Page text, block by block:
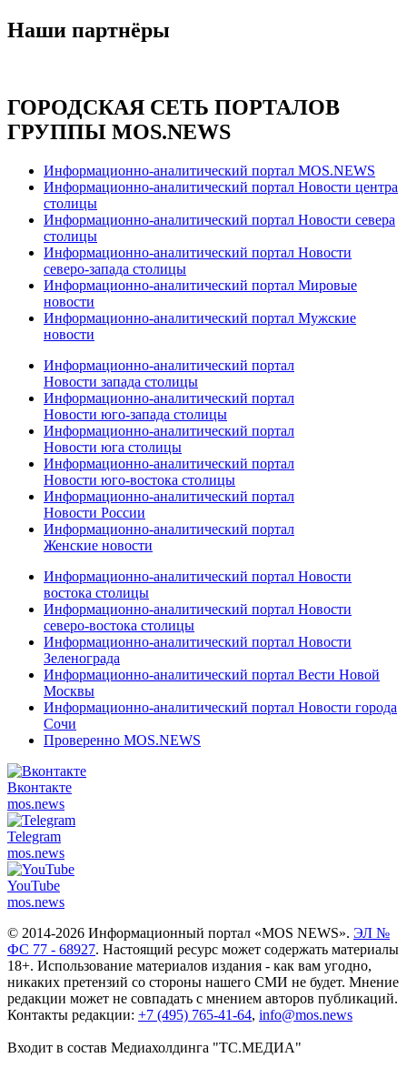
Наши партнёры
ГОРОДСКАЯ СЕТЬ ПОРТАЛОВ
ГРУППЫ MOS.NEWS
Информационно-аналитический портал MOS.NEWS
Информационно-аналитический портал Новости центра
столицы
Информационно-аналитический портал Новости севера
столицы
Информационно-аналитический портал Новости
северо-запада столицы
Информационно-аналитический портал Мировые
новости
Информационно-аналитический портал Мужские
новости
Информационно-аналитический портал
Новости запада столицы
Информационно-аналитический портал
Новости юго-запада столицы
Информационно-аналитический портал
Новости юга столицы
Информационно-аналитический портал
Новости юго-востока столицы
Информационно-аналитический портал
Новости России
Информационно-аналитический портал
Женские новости
Информационно-аналитический портал Новости
востока столицы
Информационно-аналитический портал Новости
северо-востока столицы
Информационно-аналитический портал Новости
Зеленограда
Информационно-аналитический портал Вести Новой
Москвы
Информационно-аналитический портал Новости города
Сочи
Проверенно MOS.NEWS
Вконтакте
mos.news
Telegram
mos.news
YouTube
mos.news
© 2014-2026 Информационный портал «MOS NEWS». ЭЛ №
ФС 77 - 68927. Настоящий ресурс может содержать материалы
18+. Использование материалов издания - как вам угодно,
никаких претензий со стороны нашего СМИ не будет. Мнение
редакции может не совпадать с мнением авторов публикаций.
Контакты редакции: +7 (495) 765-41-64, info@mos.news
Входит в состав Медиахолдинга "ТС.МЕДИА"